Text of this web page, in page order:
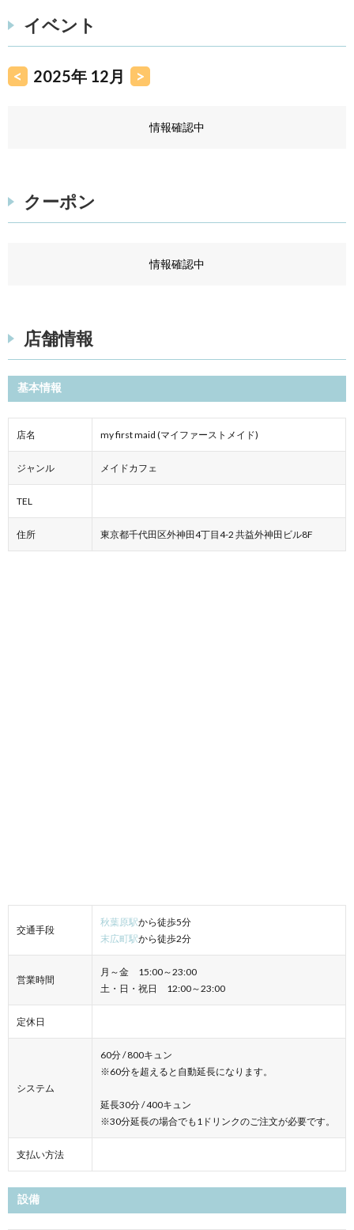
イベント
< 2025年 12月 >
情報確認中
クーポン
情報確認中
店舗情報
基本情報
店名 my first maid (マイファーストメイド)
ジャンル メイドカフェ
TEL
住所 東京都千代田区外神田4丁目4-2 共益外神田ビル8F
交通手段
秋葉原駅から徒歩5分
末広町駅から徒歩2分
営業時間
月～金 15:00～23:00
土・日・祝日 12:00～23:00
定休日
システム
60分 / 800キュン
※60分を超えると自動延長になります。
延長30分 / 400キュン
※30分延長の場合でも1ドリンクのご注文が必要です。
支払い方法
設備